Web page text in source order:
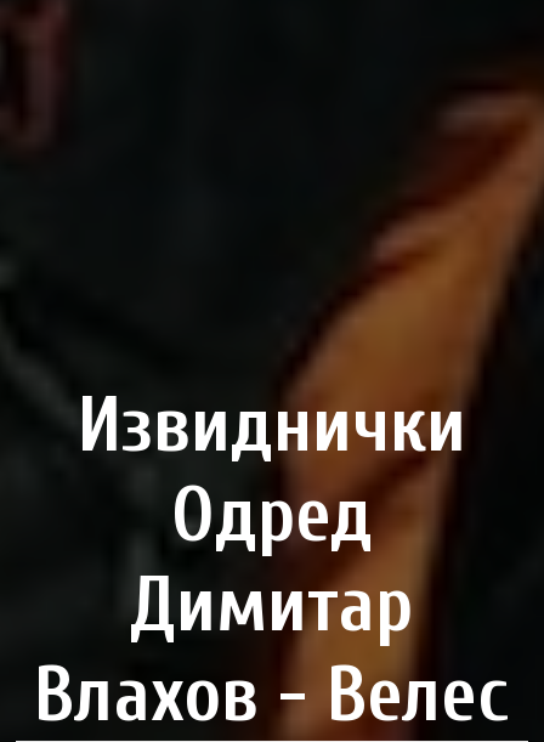
Извиднички
Одред
Димитар
Влахов - Велес